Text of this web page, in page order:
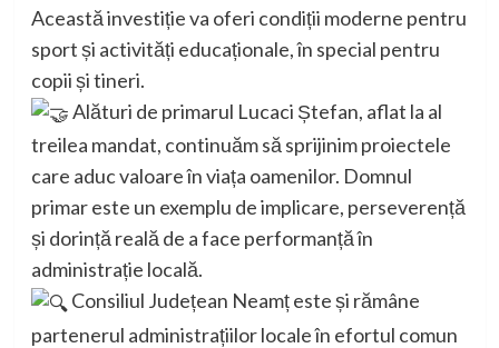
Această investiție va oferi condiții moderne pentru
sport și activități educaționale, în special pentru
copii și tineri.
Alături de primarul Lucaci Ștefan, aflat la al
treilea mandat, continuăm să sprijinim proiectele
care aduc valoare în viața oamenilor. Domnul
primar este un exemplu de implicare, perseverență
și dorință reală de a face performanță în
administrație locală.
Consiliul Județean Neamț este și rămâne
partenerul administrațiilor locale în efortul comun